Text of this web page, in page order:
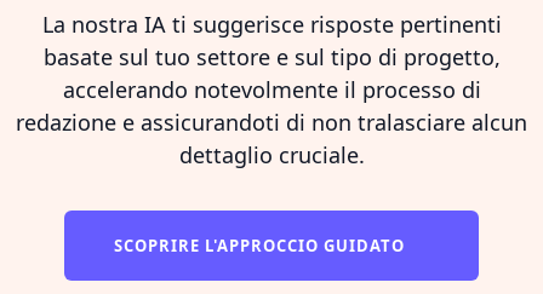
La nostra IA ti suggerisce risposte pertinenti
basate sul tuo settore e sul tipo di progetto,
accelerando notevolmente il processo di
redazione e assicurandoti di non tralasciare alcun
dettaglio cruciale.
SCOPRIRE L'APPROCCIO GUIDATO